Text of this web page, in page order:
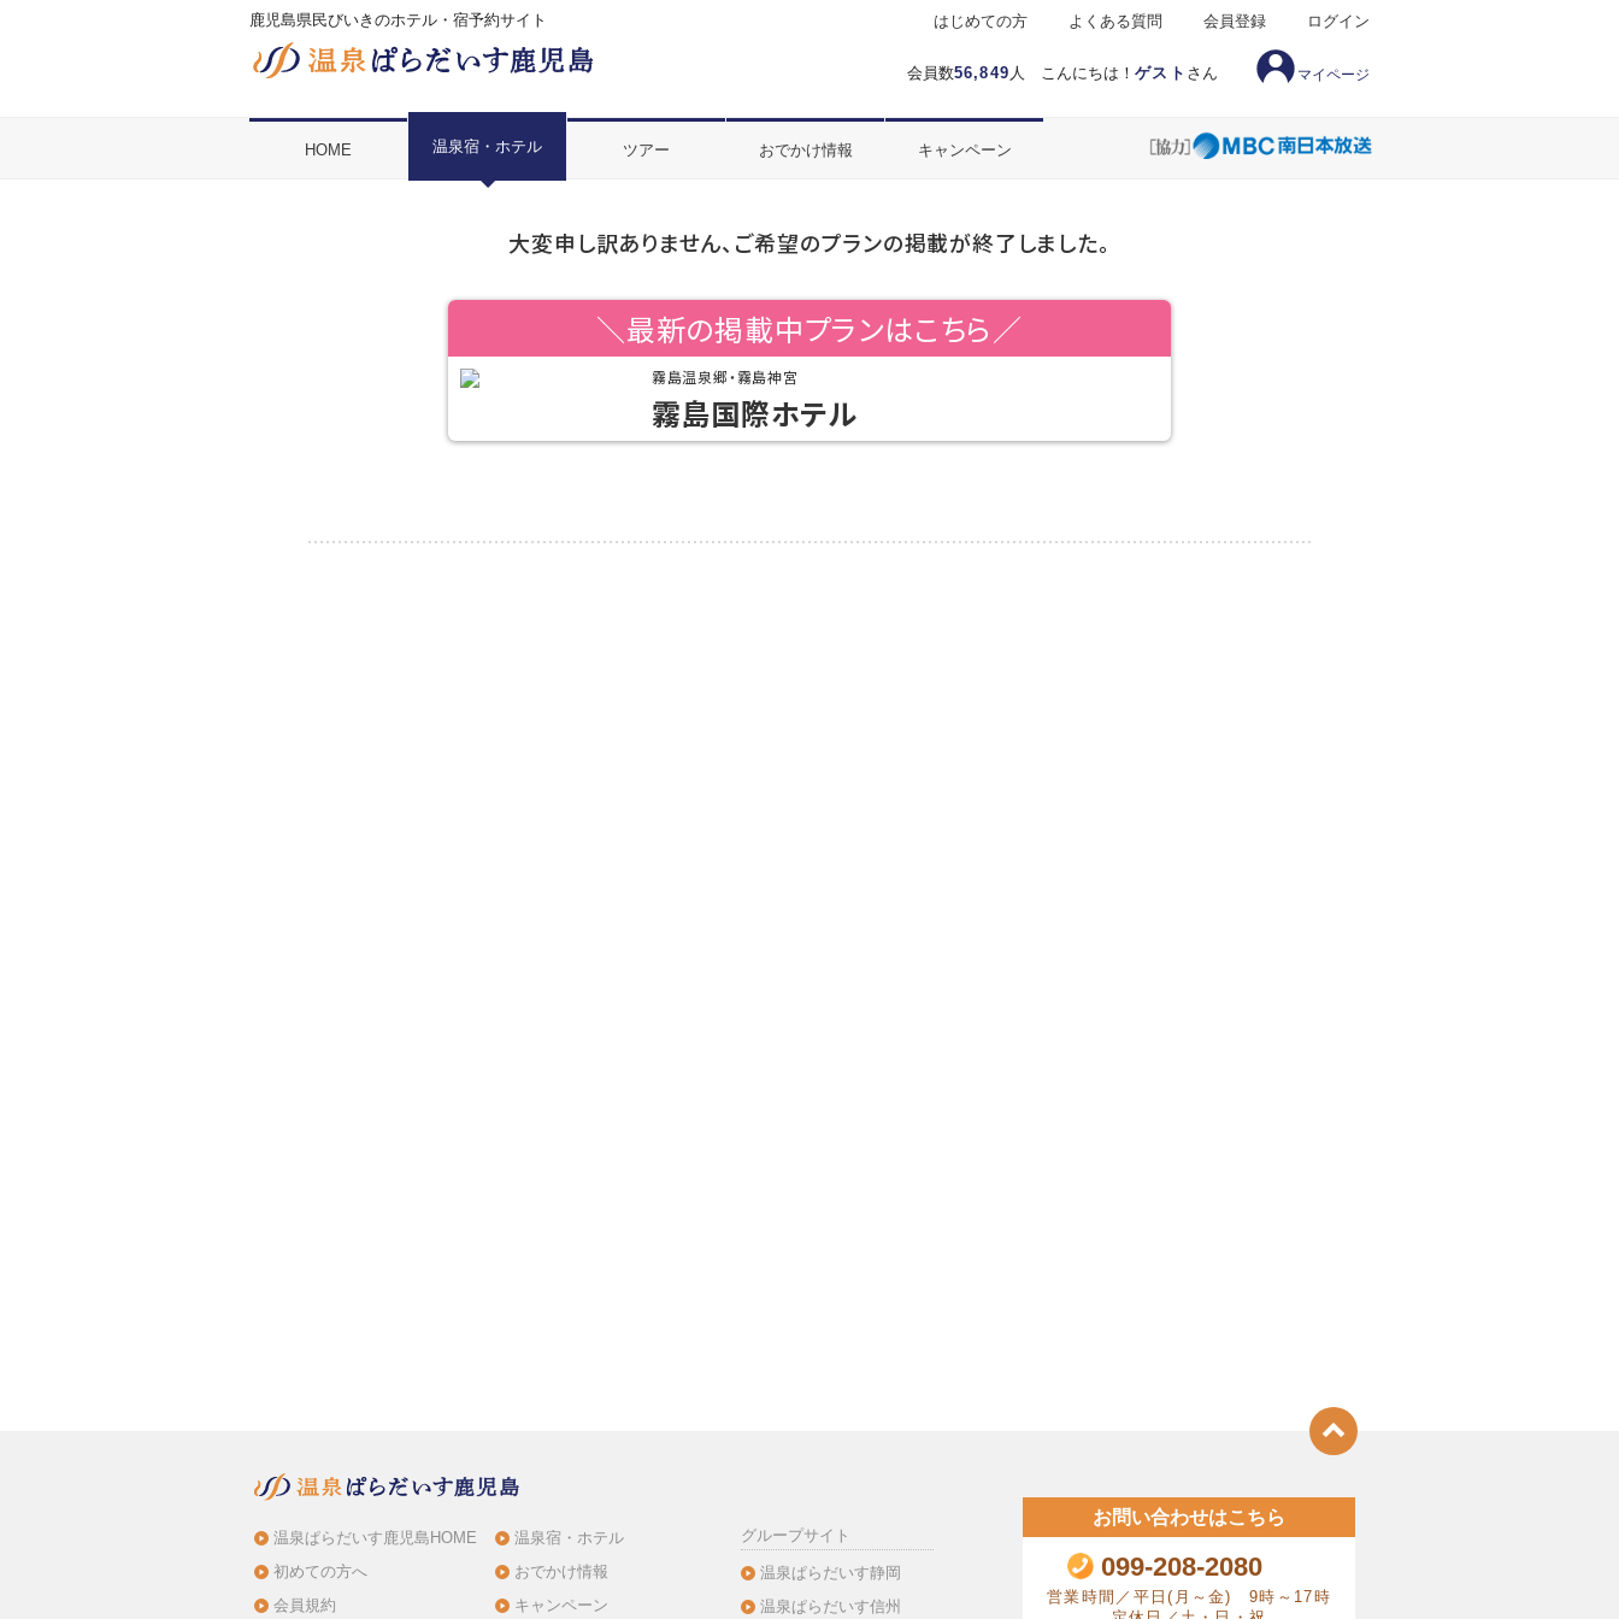
鹿児島県民びいきのホテル・宿予約サイト
会員数56,849 人 こんにちは！ゲスト さん マイページ
はじめての方 よくある質問 会員登録 ログイン
HOME 温泉宿・ホテル ツアー おでかけ情報 キャンペーン
大変申し訳ありません、ご希望のプランの掲載が終了しました。
＼最新の掲載中プランはこちら／
霧島温泉郷・霧島神宮
霧島国際ホテル
温泉ぱらだいす鹿児島HOME
初めての方へ
会員規約
温泉宿・ホテル
おでかけ情報
キャンペーン
グループサイト
温泉ぱらだいす静岡
温泉ぱらだいす信州
お問い合わせはこちら
099-208-2080
営業時間／平日(月～金) 9時～17時